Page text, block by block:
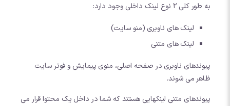
به طور کلی 2 نوع لینک داخلی وجود دارد:
لینک های ناوبری (منو سایت)
لینک های متنی
پیوندهای ناوبری در صفحه اصلی، منوی پیمایش و فوتر سایت
ظاهر می شوند.
پیوندهای متنی لینکهایی هستند که شما در داخل یک محتوا قرار می